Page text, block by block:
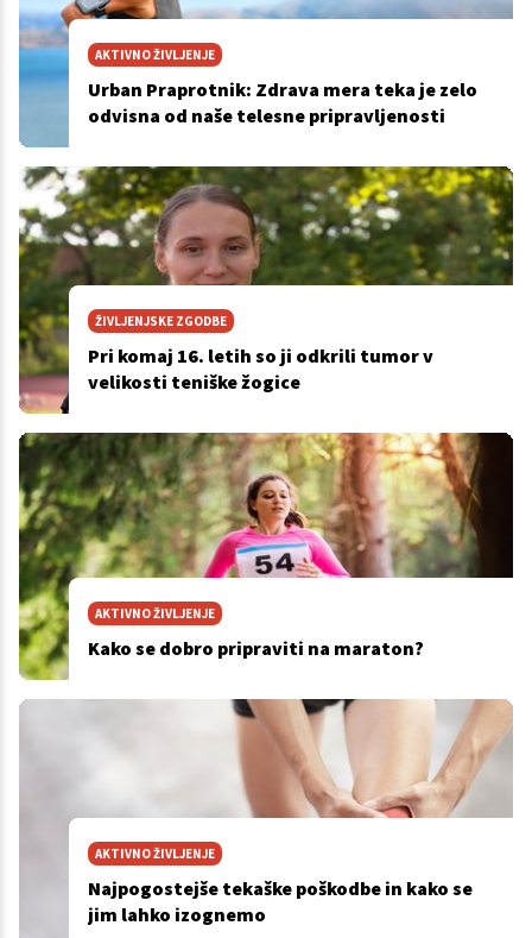
AKTIVNO ŽIVLJENJE
Urban Praprotnik: Zdrava mera teka je zelo
odvisna od naše telesne pripravljenosti
ŽIVLJENJSKE ZGODBE
Pri komaj 16. letih so ji odkrili tumor v
velikosti teniške žogice
AKTIVNO ŽIVLJENJE
Kako se dobro pripraviti na maraton?
AKTIVNO ŽIVLJENJE
Najpogostejše tekaške poškodbe in kako se
jim lahko izognemo